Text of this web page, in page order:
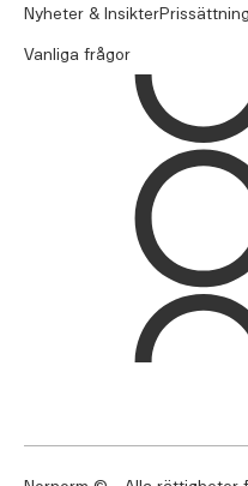
Nyheter & Insikter
Vanliga frågor
Prissättning